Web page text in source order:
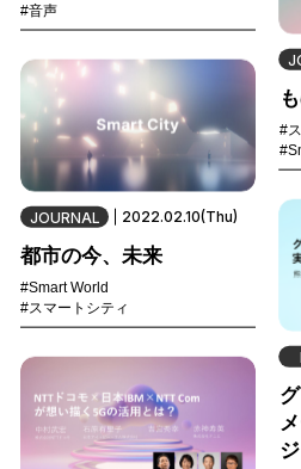
#音声
#
JOURNAL 2022.02.10(Thu)
都市の今、未来
#Smart World
#スマートシティ